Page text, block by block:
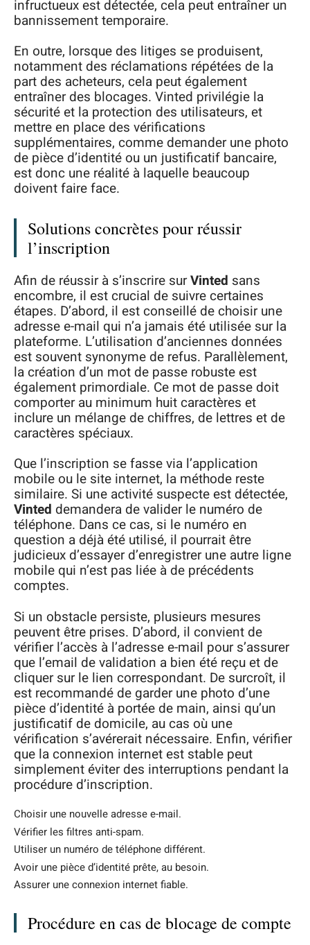
infructueux est détectée, cela peut entraîner un
bannissement temporaire.
En outre, lorsque des litiges se produisent,
notamment des réclamations répétées de la
part des acheteurs, cela peut également
entraîner des blocages. Vinted privilégie la
sécurité et la protection des utilisateurs, et
mettre en place des vérifications
supplémentaires, comme demander une photo
de pièce d’identité ou un justificatif bancaire,
est donc une réalité à laquelle beaucoup
doivent faire face.
Solutions concrètes pour réussir
l’inscription
Afin de réussir à s’inscrire surVinted sans
encombre, il est crucial de suivre certaines
étapes. D’abord, il est conseillé de choisir une
adresse e-mail qui n’a jamais été utilisée sur la
plateforme. L’utilisation d’anciennes données
est souvent synonyme de refus. Parallèlement,
la création d’un mot de passe robuste est
également primordiale. Ce mot de passe doit
comporter au minimum huit caractères et
inclure un mélange de chiffres, de lettres et de
caractères spéciaux.
Que l’inscription se fasse via l’application
mobile ou le site internet, la méthode reste
similaire. Si une activité suspecte est détectée,
Vinted demandera de valider le numéro de
téléphone. Dans ce cas, si le numéro en
question a déjà été utilisé, il pourrait être
judicieux d’essayer d’enregistrer une autre ligne
mobile qui n’est pas liée à de précédents
comptes.
Si un obstacle persiste, plusieurs mesures
peuvent être prises. D’abord, il convient de
vérifier l’accès à l’adresse e-mail pour s’assurer
que l’email de validation a bien été reçu et de
cliquer sur le lien correspondant. De surcroît, il
est recommandé de garder une photo d’une
pièce d’identité à portée de main, ainsi qu’un
justificatif de domicile, au cas où une
vérification s’avérerait nécessaire. Enfin, vérifier
que la connexion internet est stable peut
simplement éviter des interruptions pendant la
procédure d’inscription.
Choisir une nouvelle adresse e-mail.
Vérifier les filtres anti-spam.
Utiliser un numéro de téléphone différent.
Avoir une pièce d’identité prête, au besoin.
Assurer une connexion internet fiable.
Procédure en cas de blocage de compte